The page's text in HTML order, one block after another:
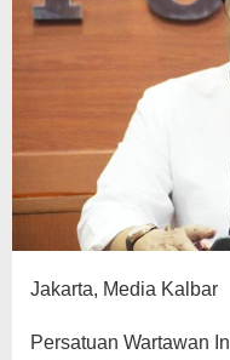
Jakarta, Media Kalbar
Persatuan Wartawan